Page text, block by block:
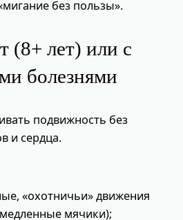
без пользы».
(8+ лет) или с
болезнями
подвижность без
и сердца.
«охотничьи» движения
мячики);